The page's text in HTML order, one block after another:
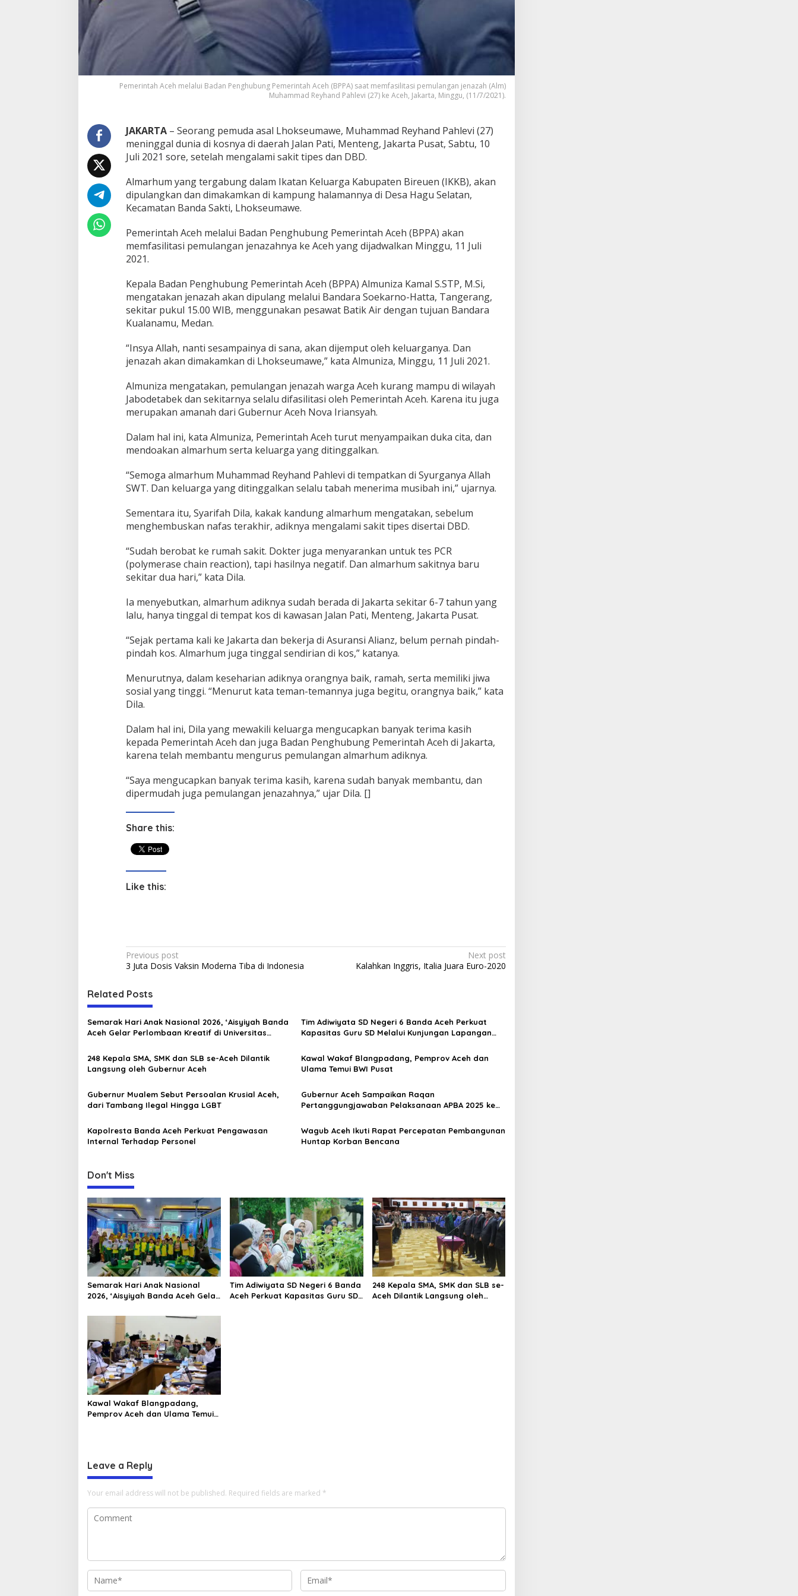
e
m
u
a
l
k
s
e
a
w
e
a
n
g
n
i
n
g
g
l
d
i
a
k
a
t
a
Pemerintah Aceh melalui Badan Penghubung Pemerintah Aceh (BPPA) saat memfasilitasi pemulangan jenazah (Alm)
Muhammad Reyhand Pahlevi (27) ke Aceh, Jakarta, Minggu, (11/7/2021).
JAKARTA– Seorang pemuda asal Lhokseumawe, Muhammad Reyhand Pahlevi (27)
meninggal dunia di kosnya di daerah Jalan Pati, Menteng, Jakarta Pusat, Sabtu, 10
Juli 2021 sore, setelah mengalami sakit tipes dan DBD.
Almarhum yang tergabung dalam Ikatan Keluarga Kabupaten Bireuen (IKKB), akan
dipulangkan dan dimakamkan di kampung halamannya di Desa Hagu Selatan,
Kecamatan Banda Sakti, Lhokseumawe.
Pemerintah Aceh melalui Badan Penghubung Pemerintah Aceh (BPPA) akan
memfasilitasi pemulangan jenazahnya ke Aceh yang dijadwalkan Minggu, 11 Juli
2021.
Kepala Badan Penghubung Pemerintah Aceh (BPPA) Almuniza Kamal S.STP, M.Si,
mengatakan jenazah akan dipulang melalui Bandara Soekarno-Hatta, Tangerang,
sekitar pukul 15.00 WIB, menggunakan pesawat Batik Air dengan tujuan Bandara
Kualanamu, Medan.
“Insya Allah, nanti sesampainya di sana, akan dijemput oleh keluarganya. Dan
jenazah akan dimakamkan di Lhokseumawe,” kata Almuniza, Minggu, 11 Juli 2021.
Almuniza mengatakan, pemulangan jenazah warga Aceh kurang mampu di wilayah
Jabodetabek dan sekitarnya selalu difasilitasi oleh Pemerintah Aceh. Karena itu juga
merupakan amanah dari Gubernur Aceh Nova Iriansyah.
Dalam hal ini, kata Almuniza, Pemerintah Aceh turut menyampaikan duka cita, dan
mendoakan almarhum serta keluarga yang ditinggalkan.
“Semoga almarhum Muhammad Reyhand Pahlevi di tempatkan di Syurganya Allah
SWT. Dan keluarga yang ditinggalkan selalu tabah menerima musibah ini,” ujarnya.
Sementara itu, Syarifah Dila, kakak kandung almarhum mengatakan, sebelum
menghembuskan nafas terakhir, adiknya mengalami sakit tipes disertai DBD.
“Sudah berobat ke rumah sakit. Dokter juga menyarankan untuk tes PCR
(polymerase chain reaction), tapi hasilnya negatif. Dan almarhum sakitnya baru
sekitar dua hari,” kata Dila.
Ia menyebutkan, almarhum adiknya sudah berada di Jakarta sekitar 6-7 tahun yang
lalu, hanya tinggal di tempat kos di kawasan Jalan Pati, Menteng, Jakarta Pusat.
“Sejak pertama kali ke Jakarta dan bekerja di Asuransi Alianz, belum pernah pindah-
pindah kos. Almarhum juga tinggal sendirian di kos,” katanya.
Menurutnya, dalam keseharian adiknya orangnya baik, ramah, serta memiliki jiwa
sosial yang tinggi. “Menurut kata teman-temannya juga begitu, orangnya baik,” kata
Dila.
Dalam hal ini, Dila yang mewakili keluarga mengucapkan banyak terima kasih
kepada Pemerintah Aceh dan juga Badan Penghubung Pemerintah Aceh di Jakarta,
karena telah membantu mengurus pemulangan almarhum adiknya.
“Saya mengucapkan banyak terima kasih, karena sudah banyak membantu, dan
dipermudah juga pemulangan jenazahnya,” ujar Dila. []
Share this:
Like this:
P
o
s
t
n
a
v
i
g
a
t
i
n
Previous post
3 Juta Dosis Vaksin Moderna Tiba di Indonesia
Next post
Kalahkan Inggris, Italia Juara Euro-2020
Related Posts
Semarak Hari Anak Nasional 2026, ‘Aisyiyah Banda
Aceh Gelar Perlombaan Kreatif di Universitas
Tim Adiwiyata SD Negeri 6 Banda Aceh Perkuat
Kapasitas Guru SD Melalui Kunjungan Lapangan
248 Kepala SMA, SMK dan SLB se-Aceh Dilantik
Langsung oleh Gubernur Aceh
Kawal Wakaf Blangpadang, Pemprov Aceh dan
Ulama Temui BWI Pusat
Gubernur Mualem Sebut Persoalan Krusial Aceh,
dari Tambang Ilegal Hingga LGBT
Gubernur Aceh Sampaikan Raqan
Pertanggungjawaban Pelaksanaan APBA 2025 ke
Kapolresta Banda Aceh Perkuat Pengawasan
Internal Terhadap Personel
Wagub Aceh Ikuti Rapat Percepatan Pembangunan
Huntap Korban Bencana
Don't Miss
Semarak Hari Anak Nasional
2026, ‘Aisyiyah Banda Aceh Gelar
Universitas Ahmad Dahlan Aceh
Tim Adiwiyata SD Negeri 6 Banda
Aceh Perkuat Kapasitas Guru SD
248 Kepala SMA, SMK dan SLB se-
Aceh Dilantik Langsung oleh
Kawal Wakaf Blangpadang,
Pemprov Aceh dan Ulama Temui
Leave a Reply
Your email address will not be published. Required fields are marked *